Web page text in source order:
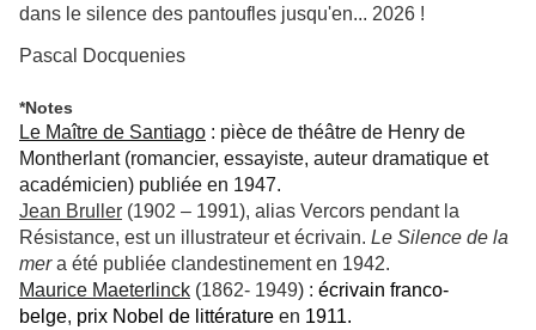
dans le silence des pantoufles jusqu'en... 2026 !
Pascal Docquenies
*Notes
Le Maître de Santiago : pièce de théâtre de Henry de
Montherlant (romancier, essayiste, auteur dramatique et
académicien) publiée en 1947.
Jean Bruller (1902 – 1991), alias Vercors pendant la
Résistance, est un illustrateur et écrivain. Le Silence de la
mera été publiée clandestinement en 1942.
Maurice Maeterlinck (1862- 1949) : écrivain franco-
belge, prix Nobel de littérature en 1911.